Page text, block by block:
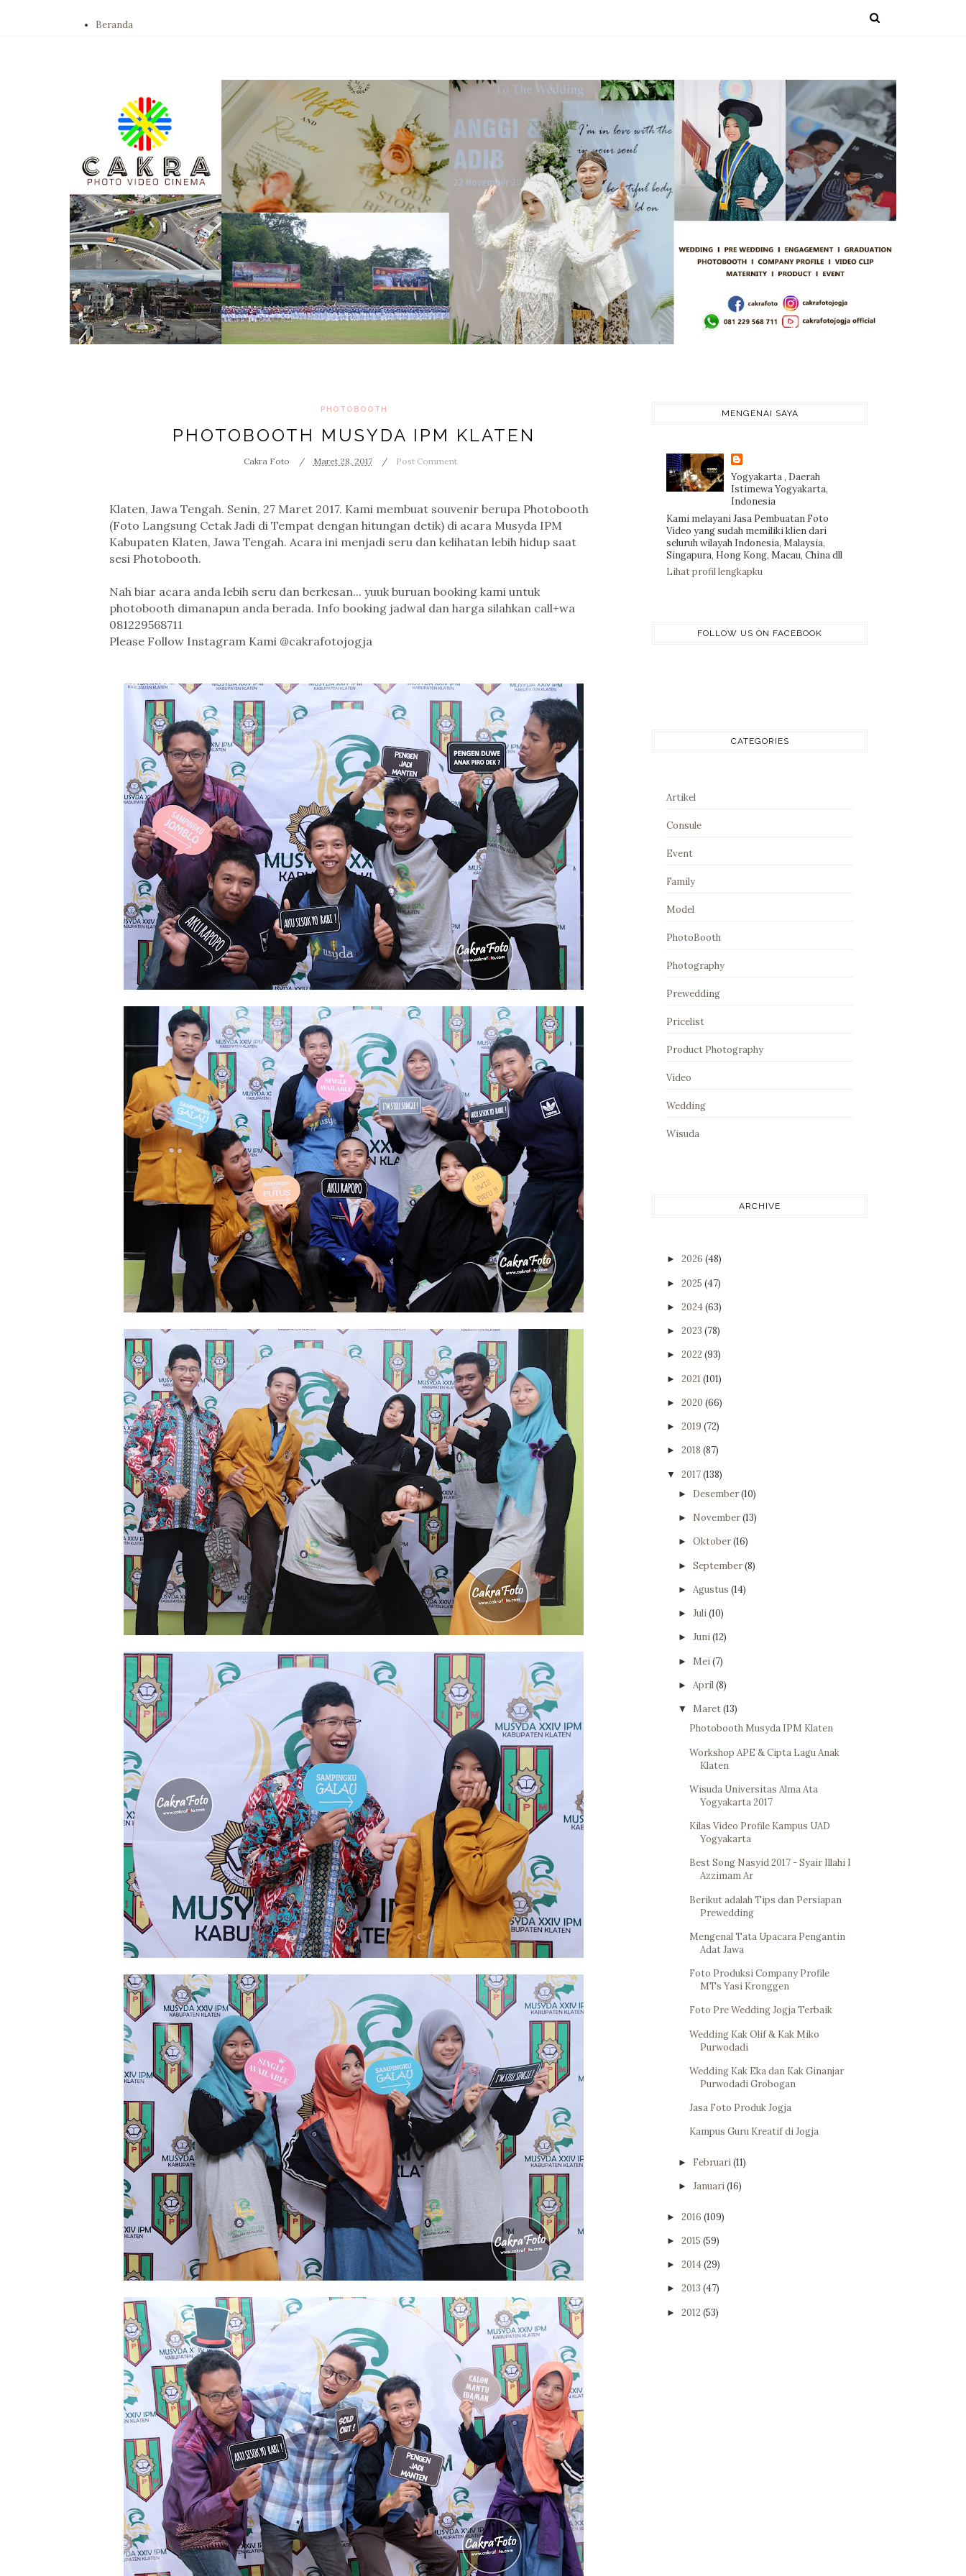
Beranda
PHOTOBOOTH
PHOTOBOOTH MUSYDA IPM KLATEN
Cakra Foto Maret 28, 2017 Post Comment
Klaten, Jawa Tengah. Senin, 27 Maret 2017. Kami membuat souvenir berupa Photobooth
(Foto Langsung Cetak Jadi di Tempat dengan hitungan detik) di acara Musyda IPM
Kabupaten Klaten, Jawa Tengah. Acara ini menjadi seru dan kelihatan lebih hidup saat
sesi Photobooth.
Nah biar acara anda lebih seru dan berkesan... yuuk buruan booking kami untuk
photobooth dimanapun anda berada. Info booking jadwal dan harga silahkan call+wa
081229568711
Please Follow Instagram Kami @cakrafotojogja
MENGENAI SAYA
Yogyakarta , Daerah
Istimewa Yogyakarta,
Indonesia
Kami melayani Jasa Pembuatan Foto
Video yang sudah memiliki klien dari
seluruh wilayah Indonesia, Malaysia,
Singapura, Hong Kong, Macau, China dll
Lihat profil lengkapku
FOLLOW US ON FACEBOOK
CATEGORIES
Artikel
Consule
Event
Family
Model
PhotoBooth
Photography
Prewedding
Pricelist
Product Photography
Video
Wedding
Wisuda
ARCHIVE
► 2026 (48)
► 2025 (47)
► 2024(63)
► 2023 (78)
► 2022 (93)
► 2021 (101)
► 2020 (66)
► 2019 (72)
► 2018 (87)
▼ 2017(138)
► Desember(10)
► November(13)
► Oktober(16)
► September(8)
► Agustus (14)
► Juli(10)
► Juni(12)
► Mei(7)
► April(8)
▼ Maret(13)
Photobooth Musyda IPM Klaten
Workshop APE & Cipta Lagu Anak
Klaten
Wisuda Universitas Alma Ata
Yogyakarta 2017
Kilas Video Profile Kampus UAD
Yogyakarta
Best Song Nasyid 2017 - Syair Illahi I
Azzimam Ar
Berikut adalah Tips dan Persiapan
Prewedding
Mengenal Tata Upacara Pengantin
Adat Jawa
Foto Produksi Company Profile
MTs Yasi Kronggen
Foto Pre Wedding Jogja Terbaik
Wedding Kak Olif & Kak Miko
Purwodadi
Wedding Kak Eka dan Kak Ginanjar
Purwodadi Grobogan
Jasa Foto Produk Jogja
Kampus Guru Kreatif di Jogja
► Februari(11)
► Januari(16)
► 2016 (109)
► 2015 (59)
► 2014(29)
► 2013 (47)
► 2012 (53)